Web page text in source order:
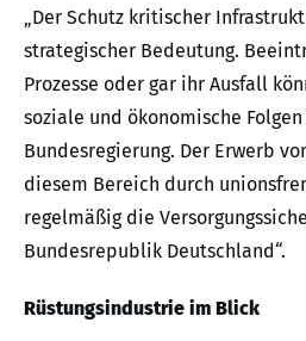
„Der Schutz kritischer
strategischer Bedeutung.
Prozesse oder gar ihr Ausfall
soziale und ökonomische
Bundesregierung. Der Erwerb
diesem Bereich durch
regelmäßig die
Bundesrepublik Deutschland“.
Rüstungsindustrie im Blick